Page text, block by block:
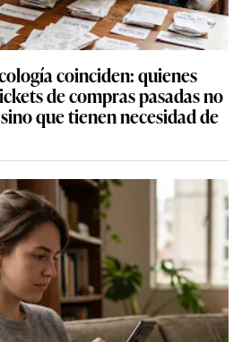
coinciden: quienes
de compras pasadas no
que tienen necesidad de